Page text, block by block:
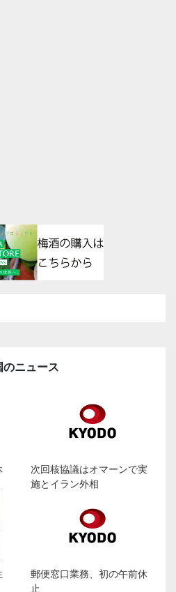
のニュース
次回核協議はオマーンで実
施とイラン外相
郵便窓口業務、初の午前休
止